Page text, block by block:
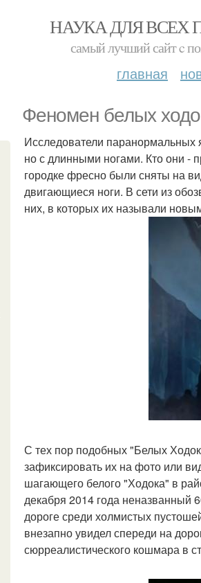
НАУКА ДЛЯ
самый лучший сайт c
главная
Феномен белых
Исследователи паранормальных
но с длинными ногами. Кто они -
городке фресно были сняты на
двигающиеся ноги. В сети из
них, в которых их называли
С тех пор подобных "Белых
зафиксировать их на фото или
шагающего белого "Ходока" в
декабря 2014 года неназванный
дороге среди холмистых
внезапно увидел спереди на
сюрреалистического кошмара в